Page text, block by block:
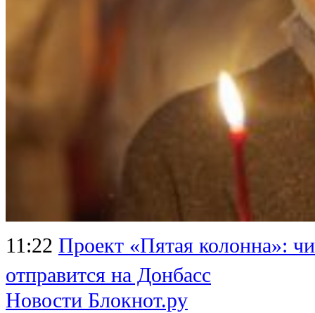
11:22 Проект «Пятая колонна»:
отправится на Донбасс
Новости Блокнот.ру